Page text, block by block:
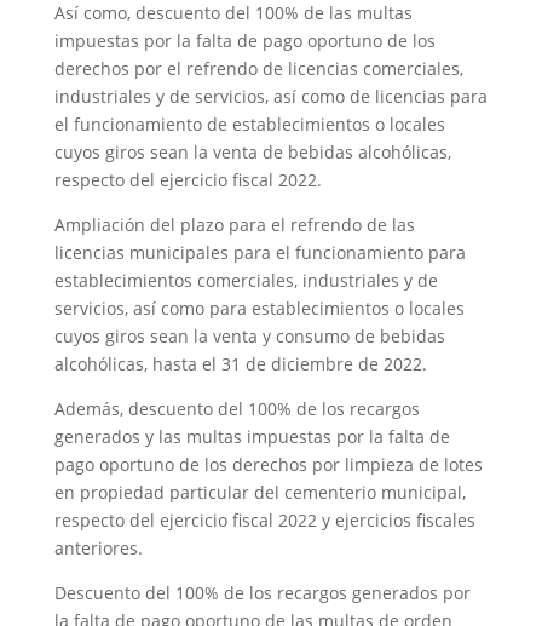
Así como, descuento del 100% de las multas
impuestas por la falta de pago oportuno de los
derechos por el refrendo de licencias comerciales,
industriales y de servicios, así como de licencias para
el funcionamiento de establecimientos o locales
cuyos giros sean la venta de bebidas alcohólicas,
respecto del ejercicio fiscal 2022.
Ampliación del plazo para el refrendo de las
licencias municipales para el funcionamiento para
establecimientos comerciales, industriales y de
servicios, así como para establecimientos o locales
cuyos giros sean la venta y consumo de bebidas
alcohólicas, hasta el 31 de diciembre de 2022.
Además, descuento del 100% de los recargos
generados y las multas impuestas por la falta de
pago oportuno de los derechos por limpieza de lotes
en propiedad particular del cementerio municipal,
respecto del ejercicio fiscal 2022 y ejercicios fiscales
anteriores.
Descuento del 100% de los recargos generados por
la falta de pago oportuno de las multas de orden